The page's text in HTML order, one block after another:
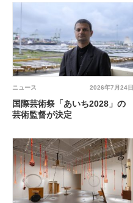
2026年7月24日
ニュース
国際芸術祭「あいち2028」の
芸術監督が決定